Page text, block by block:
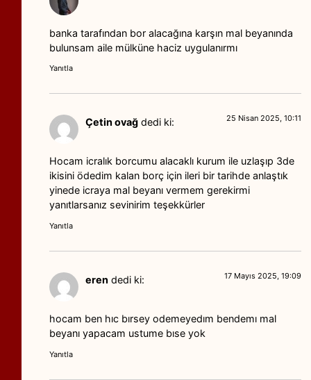
banka tarafından bor alacağına karşın mal beyanında
bulunsam aile mülküne haciz uygulanırmı
Yanıtla
Çetin ovağ dedi ki: 25 Nisan 2025, 10:11
Hocam icralık borcumu alacaklı kurum ile uzlaşıp 3de
ikisini ödedim kalan borç için ileri bir tarihde anlaştık
yinede icraya mal beyanı vermem gerekirmi
yanıtlarsanız sevinirim teşekkürler
Yanıtla
eren dedi ki: 17 Mayıs 2025, 19:09
hocam ben hıc bırsey odemeyedım bendemı mal
beyanı yapacam ustume bıse yok
Yanıtla